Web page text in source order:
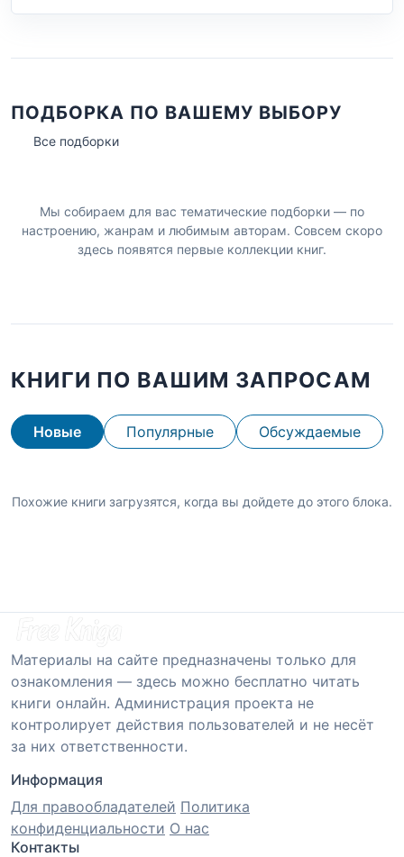
ПОДБОРКА ПО ВАШЕМУ ВЫБОРУ
Все подборки
Мы собираем для вас тематические подборки — по
настроению, жанрам и любимым авторам. Совсем скоро
здесь появятся первые коллекции книг.
КНИГИ ПО ВАШИМ ЗАПРОСАМ
Новые Популярные Обсуждаемые
Похожие книги загрузятся, когда вы дойдете до этого блока.
Материалы на сайте предназначены только для
ознакомления — здесь можно бесплатно читать
книги онлайн. Администрация проекта не
контролирует действия пользователей и не несёт
за них ответственности.
Информация
Для правообладателей Политика
конфиденциальности О нас
Контакты